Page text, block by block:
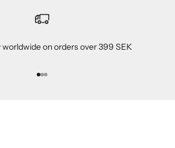
worldwide on orders over 399 SEK
Przejdź do 1
Przejdź do 2
Przejdź do 3